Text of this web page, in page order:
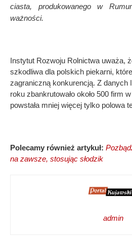
ciasta, produkowanego w
ważności.
Instytut Rozwoju Rolnictwa uważa,
szkodliwa dla polskich piekarni,
zagraniczną konkurencją. Z danych
roku zbankrutowało około 500 firm
powstała mniej więcej tylko polowa
Polecamy również artykuł:
na zawsze, stosując słodzik
admin